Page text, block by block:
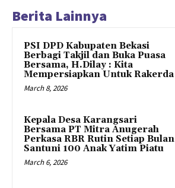
Berita Lainnya
PSI DPD Kabupaten Bekasi
Berbagi Takjil dan Buka Puasa
Bersama, H.Dilay : Kita
Mempersiapkan Untuk Rakerda
March 8, 2026
Kepala Desa Karangsari
Bersama PT Mitra Anugerah
Perkasa RBR Rutin Setiap Bulan
Santuni 100 Anak Yatim Piatu
March 6, 2026